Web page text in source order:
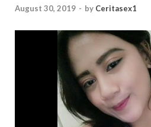
August 30, 2019 - by Ceritasex1